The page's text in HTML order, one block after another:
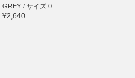
GREY / サイズ 0
¥2,640